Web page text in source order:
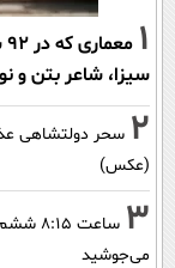
1
سیزا، شاعر بتن و
2 سحر دولتشاهی
(عکس)
3
ساعت
می‌جوشید